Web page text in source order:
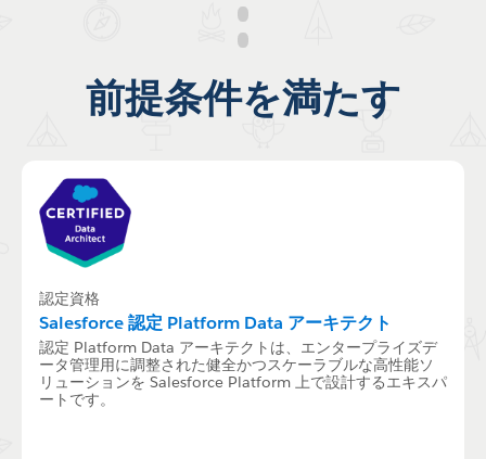
前提条件を満たす
認定資格
Salesforce 認定 Platform Data アーキテクト
認定 Platform Data アーキテクトは、エンタープライズデ
ータ管理用に調整された健全かつスケーラブルな高性能ソ
リューションを Salesforce Platform 上で設計するエキスパ
ートです。